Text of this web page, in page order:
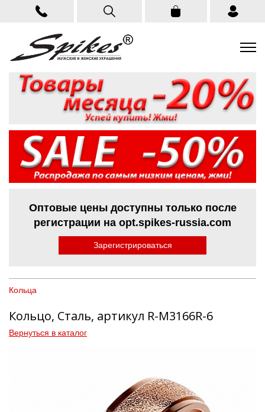
Оптовые цены доступны только после
регистрации на opt.spikes-russia.com
Зарегистрироваться
Кольца
Кольцо, Сталь, артикул R-M3166R-6
Вернуться в каталог